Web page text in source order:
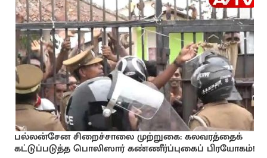
பல்லன்சேன சிறைச்சாலை முற்றுகை: கலவரத்தைக்
கட்டுப்படுத்த பொலிஸார் கண்ணீர்ப்புகைப் பிரயோகம்!